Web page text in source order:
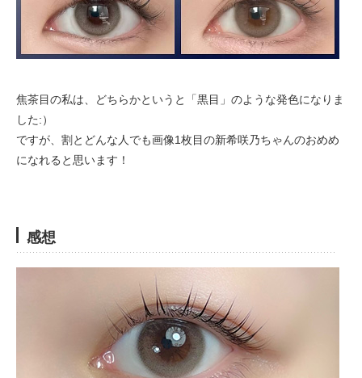
焦茶目の私は、どちらかというと「黒目」のような発色になりま
した:）
ですが、割とどんな人でも画像1枚目の新希咲乃ちゃんのおめめ
になれると思います！
感想